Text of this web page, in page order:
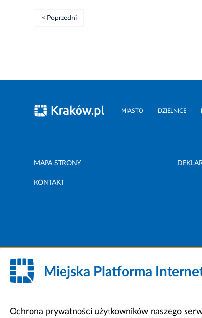
< Poprzedni
MIASTO DZIELNICE
MAPA STRONY
KONTAKT
Miejska Platforma
Ochrona prywatności użytkowników naszego